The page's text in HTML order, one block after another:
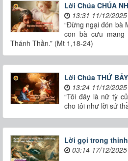
Lời Chúa CHÚA
13:31 11/12/2025
“Đừng ngại đón bà
con bà cưu
Thánh Thần.” (Mt 1,18-24)
Lời Chúa THỨ
13:24 11/12/2025
“Tôi đây là nữ tỳ
cho tôi như lời sứ
Lời gọi trong
03:14 17/12/2025